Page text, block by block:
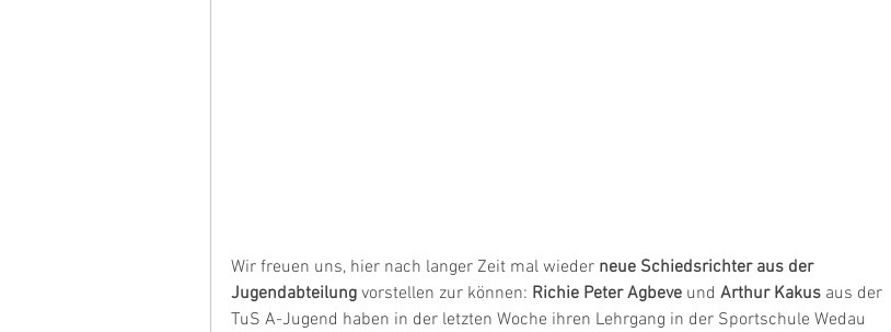
Wir freuen uns, hier nach langer Zeit mal wieder neue Schiedsrichter aus der
Jugendabteilung vorstellen zur können: Richie Peter Agbeve und Arthur Kakus aus der
TuS A-Jugend haben in der letzten Woche ihren Lehrgang in der Sportschule Wedau